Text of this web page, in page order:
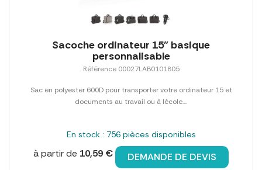
Sacoche ordinateur 15" basique
personnalisable
Référence 00027LAB0101805
Sac en polyester 600D pour transporter votre ordinateur 15 et
documents au travail ou à lécole....
En stock : 756 pièces disponibles
à partir de 10,59 € DEMANDE DE DEVIS